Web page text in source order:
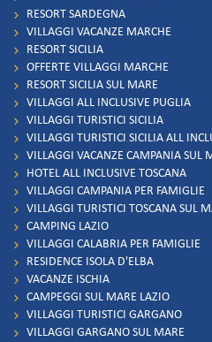
RESORT SARDEGNA
VILLAGGI VACANZE MARCHE
RESORT SICILIA
OFFERTE VILLAGGI MARCHE
RESORT SICILIA SUL MARE
VILLAGGI ALL INCLUSIVE PUGLIA
VILLAGGI TURISTICI SICILIA
VILLAGGI TURISTICI SICILIA ALL
VILLAGGI VACANZE CAMPANIA SUL
HOTEL ALL INCLUSIVE TOSCANA
VILLAGGI CAMPANIA PER FAMIGLIE
VILLAGGI TURISTICI TOSCANA SUL
CAMPING LAZIO
VILLAGGI CALABRIA PER FAMIGLIE
RESIDENCE ISOLA D'ELBA
VACANZE ISCHIA
CAMPEGGI SUL MARE LAZIO
VILLAGGI TURISTICI GARGANO
VILLAGGI GARGANO SUL MARE